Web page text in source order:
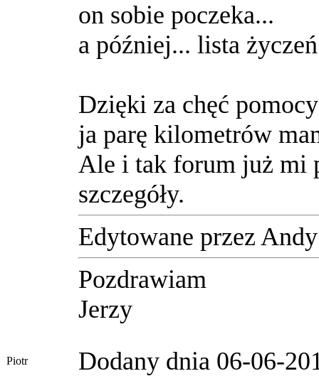
on sobie poczeka...
a później... lista
Dzięki za chęć
ja parę kilometrów
Ale i tak forum już mi
szczegóły.
Edytowane przez
Pozdrawiam
Jerzy
Piotr Dodany dnia 06-06-